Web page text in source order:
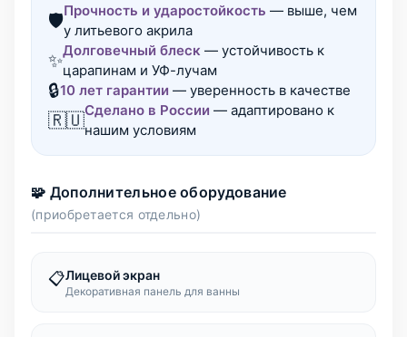
🛡️Прочность и ударостойкость — выше, чем
у литьевого акрила
✨Долговечный блеск — устойчивость к
царапинам и УФ-лучам
🔒10 лет гарантии — уверенность в качестве
🇷🇺Сделано в России — адаптировано к
нашим условиям
🧩 Дополнительное оборудование
(приобретается отдельно)
📋Лицевой экран
Декоративная панель для ванны